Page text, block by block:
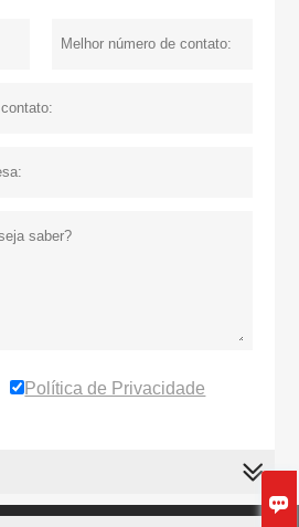

Política de Privacidade